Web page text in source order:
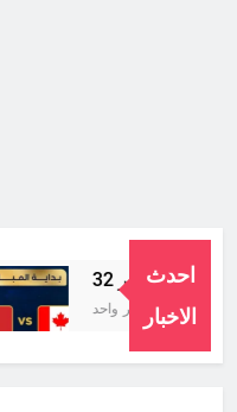
احدث
الاخبار
شهر واحد Ago